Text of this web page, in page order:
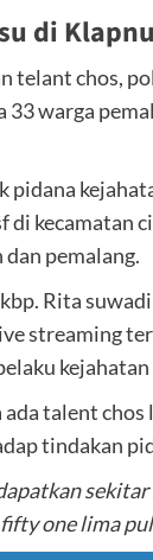
di
telant chos,
33 warga
pidana
di kecamatan
pemalang.
Rita
streaming
talent
tindakan
one lima